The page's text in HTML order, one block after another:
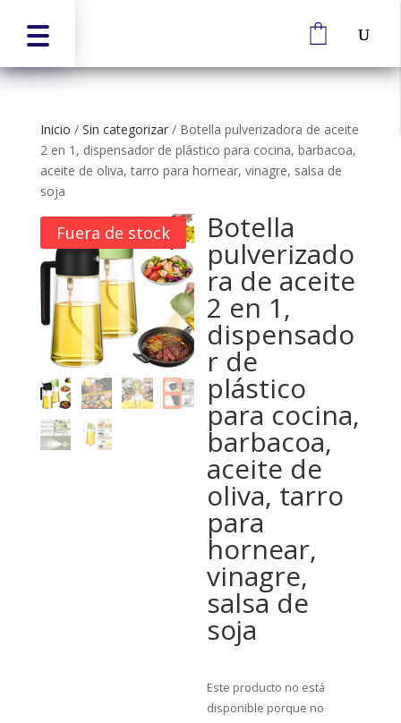
Inicio / Sin categorizar/ Botella pulverizadora de aceite
2 en 1, dispensador de plástico para cocina, barbacoa,
aceite de oliva, tarro para hornear, vinagre, salsa de
soja
Fuera de stock Botella
pulverizado
ra de aceite
2 en 1,
dispensado
r de
plástico
para cocina,
barbacoa,
aceite de
oliva, tarro
para
hornear,
vinagre,
salsa de
soja
Este producto no está
disponible porque no